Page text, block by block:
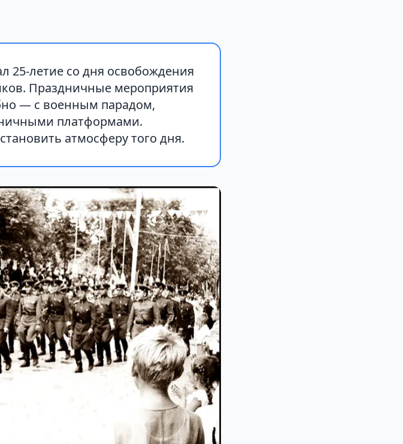
25-летие со дня освобождения
Праздничные мероприятия
— с военным парадом,
платформами.
атмосферу того дня.